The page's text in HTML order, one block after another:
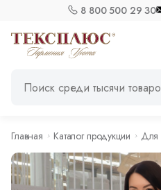
8 800 500 29 30
Главная Каталог продукции